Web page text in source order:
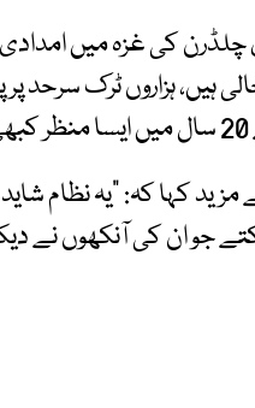
کی غزہ میں امدادی
ہیں، ہزاروں ٹرک
مزید کہا کہ: "یہ نظام
جو ان کی آنکھوں نے